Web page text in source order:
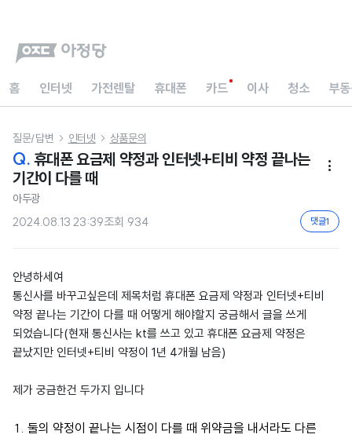
홈 인터넷 가전렌탈 휴대폰 카드 이사 청소 부
질문/답변  인터넷  상품문의
Q. 휴대폰 요금제 약정과 인터넷+티비 약정 끝나는
기간이 다를 때

아두광
2024.08.13 23:39조회 934 댓글1
안녕하세여
통신사를 바꾸고싶은데 제목처럼 휴대폰 요금제 약정과 인터넷+티비
약정 끝나는 기간이 다를 때 어떻게 해야할지 궁금해서 글을 쓰게
되었습니다(현재 통신사는 kt를 쓰고 있고 휴대폰 요금제 약정은
끝났지만 인터넷+티비 약정이 1년 4개월 남음)
제가 궁금한건 두가지 입니다
둘의 약정이 끝나는 시점이 다를 때 위약금을 내서라도 다른